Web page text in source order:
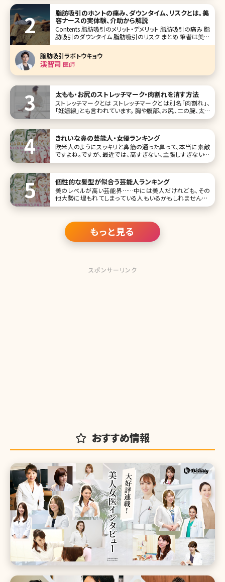
脂肪吸引のホントの痛み、ダウンタイム、リスクとは。美
容ナースの実体験、介助から解説
Contents 脂肪吸引のメリット・デメリット 脂肪吸引の痛み 脂
肪吸引のダウンタイム 脂肪吸引のリスク まとめ 筆者は美容
クリニックに勤務してから、様々な美容医療による治療を行
ってきました。肌のコンプレックスが大きかったため、美容皮
膚治療やスキンケ
脂肪吸引ラボトウキョウ
渓智司 医師
太もも・お尻のストレッチマーク・肉割れを消す方法
ストレッチマークとは ストレッチマークとは別名「肉割れ」、
「妊娠線」とも言われています。 胸や腹部、お尻、二の腕、太も
もなどの皮下脂肪が多くあり、皮膚が乾燥しやすい部分にで
きれいな鼻の芸能人・女優ランキング
欧米人のようにスッキリと鼻筋の通った鼻って、本当に素敵
ですよね。ですが、最近では、高すぎない、主張しすぎない鼻
の方が人気のようです。その方が日本人の顔立ちとバランス
ら見たときにも美しくなければなりません。それでは、気にな
るきれいな鼻をした芸能
個性的な髪型が似合う芸能人ランキング
美のレベルが高い芸能界……中には美人だけれども、その
他大勢に埋もれてしまっている人もいるかもしれません。し
かし、個性を発揮することで輝く人がいます!その個性のひと
囲気が変わるものです。 ここでは、そんな個性的な髪型にす
ることで注目を集めたり、
もっと見る
スポンサーリンク
おすすめ情報